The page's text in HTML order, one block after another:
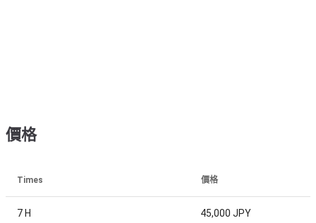
價格
Times 價格
7 H 45,000 JPY